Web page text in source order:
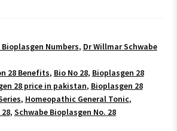
Numbers, Dr Willmar Schwabe
28 Benefits, Bio No 28, Bioplasgen 28
28 price in pakistan, Bioplasgen 28
, Homeopathic General Tonic,
, Schwabe Bioplasgen No. 28